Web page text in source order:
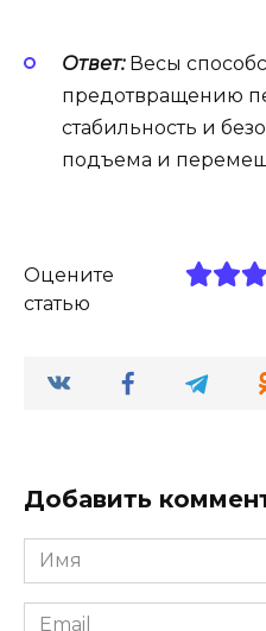
Ответ:Весы
предотвращению
стабильность и
подъема и
Оцените
статью
Добавить
Имя
*
Email